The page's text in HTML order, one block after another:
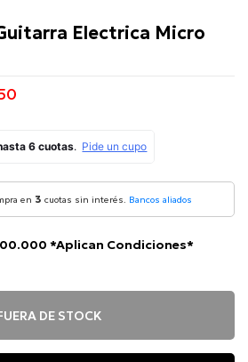
Electrica Micro
en 3 cuotas sin interés. Bancos aliados
*Aplican Condiciones*
DE STOCK